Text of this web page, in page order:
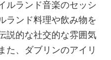
ルランド音楽のセッシ
ランド料理や飲み物を
説的な社交的な雰囲気
た、ダブリンのアイリ